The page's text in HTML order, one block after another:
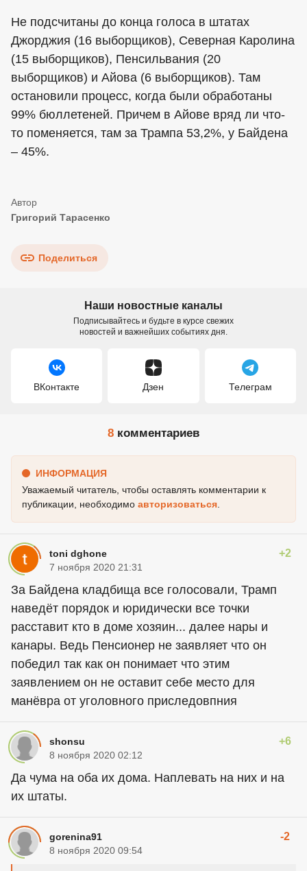
Не подсчитаны до конца голоса в штатах
Джорджия (16 выборщиков), Северная Каролина
(15 выборщиков), Пенсильвания (20
выборщиков) и Айова (6 выборщиков). Там
остановили процесс, когда были обработаны
99% бюллетеней. Причем в Айове вряд ли что-
то поменяется, там за Трампа 53,2%, у Байдена
– 45%.
Григорий Тарасенко
Поделиться
Наши новостные каналы
Подписывайтесь и будьте в курсе свежих
новостей и важнейших событиях дня.
ВКонтакте Дзен Телеграм
8 комментариев
ИНФОРМАЦИЯ
Уважаемый читатель, чтобы оставлять комментарии к
публикации, необходимо авторизоваться
toni dghone +2
7 ноября 2020 21:31
За Байдена кладбища все голосовали, Трамп
наведёт порядок и юридически все точки
расставит кто в доме хозяин... далее нары и
канары. Ведь Пенсионер не заявляет что он
победил так как он понимает что этим
заявлением он не оставит себе место для
манёвра от уголовного приследовпния
shonsu +6
8 ноября 2020 02:12
Да чума на оба их дома. Наплевать на них и на
их штаты.
gorenina91 -2
8 ноября 2020 09:54